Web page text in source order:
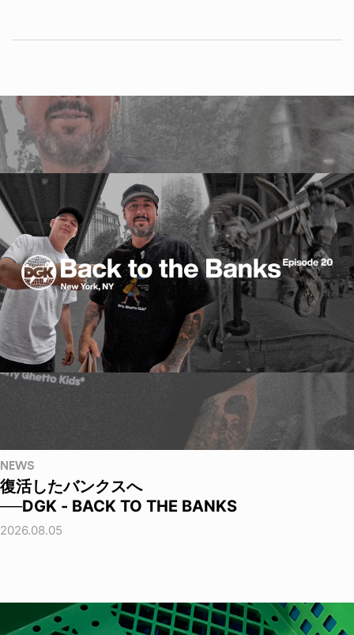
NEWS
復活したバンクスへ
──DGK - BACK TO THE BANKS
2026.08.05